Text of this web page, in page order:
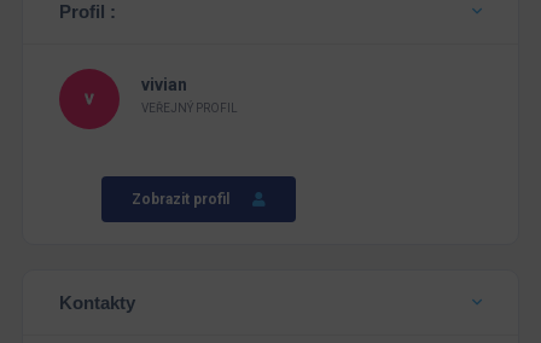
Profil :
vivian
VEŘEJNÝ PROFIL
Zobrazit profil
Kontakty